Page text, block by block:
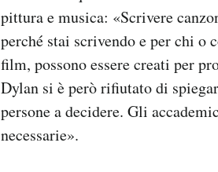
pittura e musica: «Scrivere
perché stai scrivendo e per chi o
film, possono essere creati per
Dylan si è però rifiutato di
persone a decidere. Gli
necessarie».